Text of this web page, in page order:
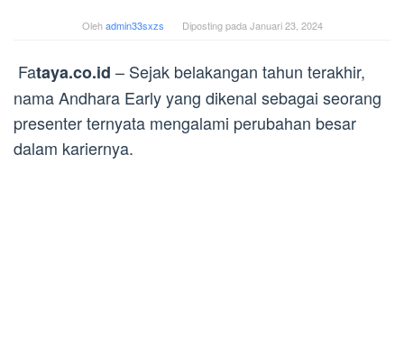
Olehadmin33sxzs Diposting pada Januari 23, 2024
Fataya.co.id – Sejak belakangan tahun terakhir,
nama Andhara Early yang dikenal sebagai seorang
presenter ternyata mengalami perubahan besar
dalam kariernya.